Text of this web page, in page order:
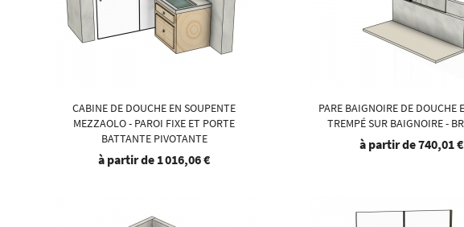
CABINE DE DOUCHE EN SOUPENTE
MEZZAOLO - PAROI FIXE ET PORTE
BATTANTE PIVOTANTE
à partir de 1 016,06 €
PARE BAIGNOIRE DE DOUCHE
TREMPÉ SUR BAIGNOIRE -
à partir de740,01 €